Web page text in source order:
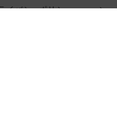
イバシーポリシー